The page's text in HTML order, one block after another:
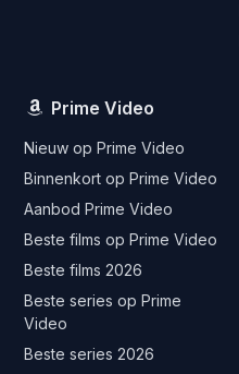
Prime Video
Nieuw op Prime Video
Binnenkort op Prime Video
Aanbod Prime Video
Beste films op Prime Video
Beste films 2026
Beste series op Prime
Video
Beste series 2026